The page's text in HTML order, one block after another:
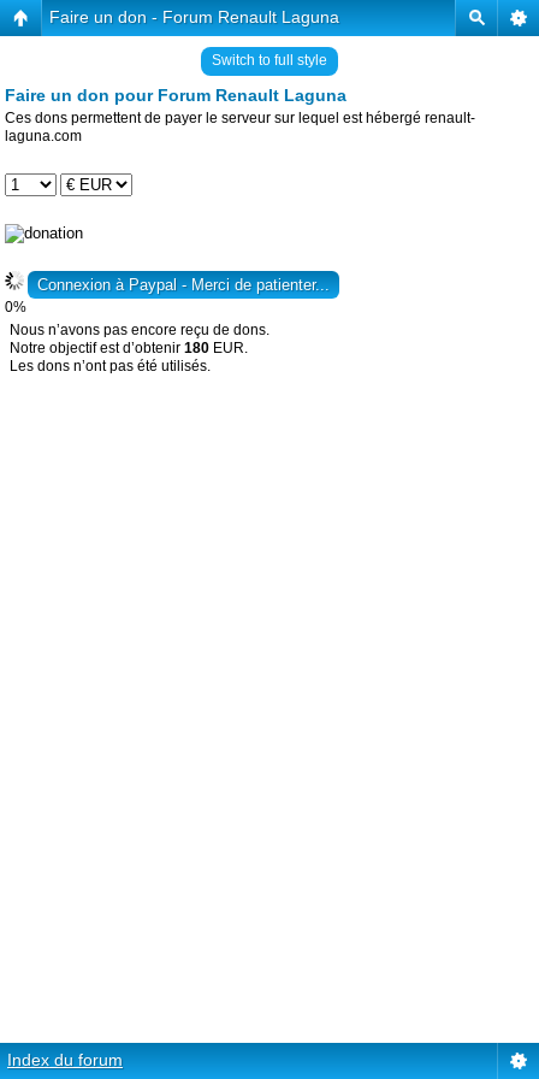
Faire un don - Forum Renault Laguna
Switch to full style
Faire un don pour Forum Renault Laguna
Ces dons permettent de payer le serveur sur lequel est hébergé renault-
laguna.com
0%
Nous n’avons pas encore reçu de dons.
Notre objectif est d’obtenir 180 EUR.
Les dons n’ont pas été utilisés.
Index du forum